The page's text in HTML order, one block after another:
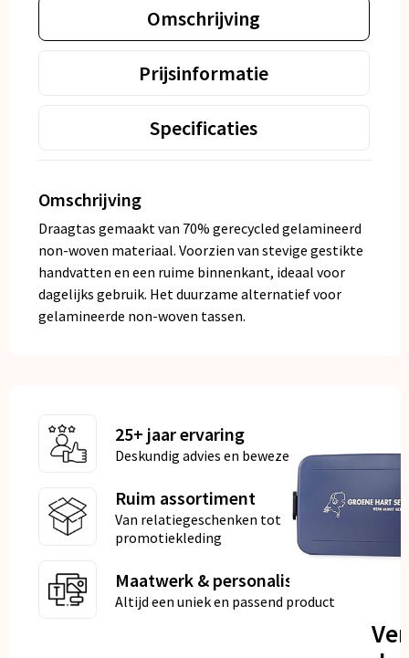
Omschrijving
Prijsinformatie
Specificaties
Omschrijving
Draagtas gemaakt van 70% gerecycled gelamineerd
non-woven materiaal. Voorzien van stevige gestikte
handvatten en een ruime binnenkant, ideaal voor
dagelijks gebruik. Het duurzame alternatief voor
gelamineerde non-woven tassen.
25+ jaar ervaring
Deskundig advies en bewezen kwaliteit
Ruim assortiment
Van relatiegeschenken tot
promotiekleding
Maatwerk & personalisatie
Altijd een uniek en passend product